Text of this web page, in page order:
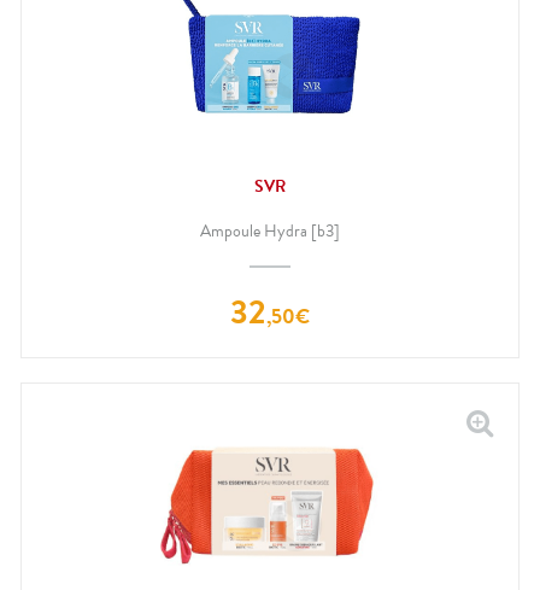
SVR
Ampoule Hydra [b3]
32,50€